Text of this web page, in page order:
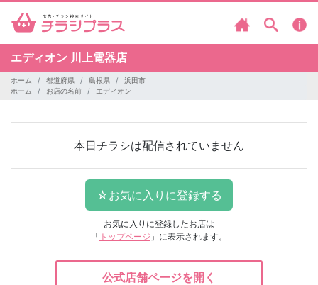
エディオン 川上電器店
ホーム 都道府県 島根県
浜田市
ホーム
お店の名前 エディオン
本日チラシは配信されていません
お気に入りに登録したお店は
「 トップページ 」に表示されます。
公式店舗ページを開く